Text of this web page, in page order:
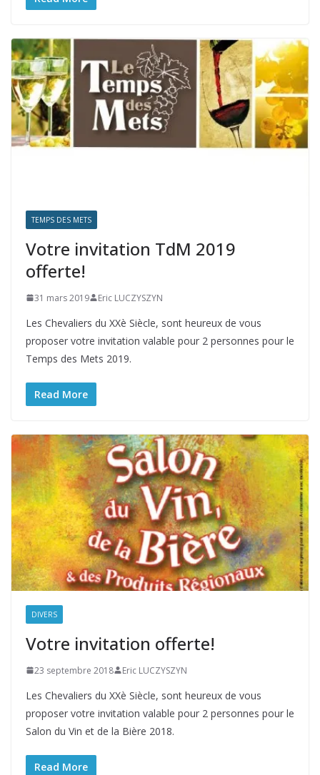
TEMPS DES METS
Votre invitation TdM 2019
offerte!
31 mars 2019 Eric LUCZYSZYN
Les Chevaliers du XXè Siècle, sont heureux de vous
proposer votre invitation valable pour 2 personnes pour le
Temps des Mets 2019.
Read More
DIVERS
Votre invitation offerte!
23 septembre 2018 Eric LUCZYSZYN
Les Chevaliers du XXè Siècle, sont heureux de vous
proposer votre invitation valable pour 2 personnes pour le
Salon du Vin et de la Bière 2018.
Read More